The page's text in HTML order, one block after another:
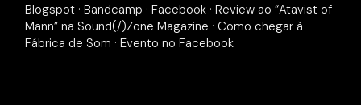
Blogspot ·Bandcamp ·Facebook ·Review ao “Atavist of
Mann” na Sound(/)Zone Magazine ·Como chegar à
Fábrica de Som ·Evento no Facebook